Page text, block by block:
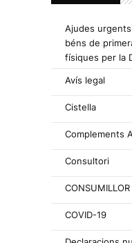
Ajudes urgents
béns de
físiques per la
Avís legal
Cistella
Complements
Consultori
CONSUMILLOR
COVID-19